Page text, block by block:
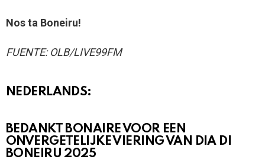
Nos ta Boneiru!
FUENTE: OLB/LIVE99FM
NEDERLANDS:
BEDANKT BONAIRE VOOR EEN
ONVERGETELIJKE VIERING VAN DIA DI
BONEIRU 2025